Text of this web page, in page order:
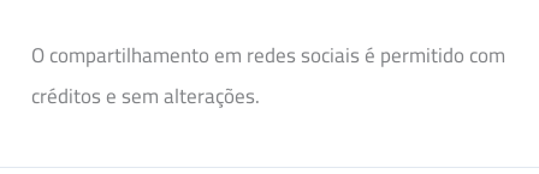
O compartilhamento em redes sociais é permitido com
créditos e sem alterações.